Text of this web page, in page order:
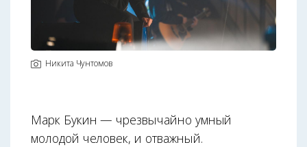
Никита Чунтомов
Марк Букин — чрезвычайно умный
молодой человек, и отважный.